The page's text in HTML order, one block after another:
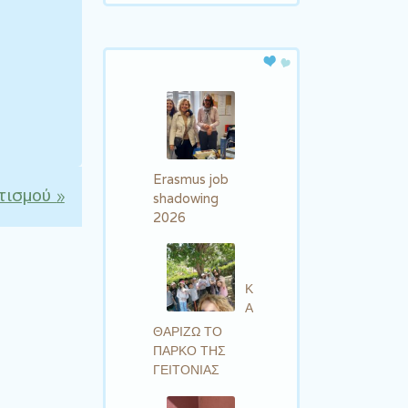
»
Erasmus job
shadowing
2026
Κ
Α
ΘΑΡΙΖΩ ΤΟ
ΠΑΡΚΟ ΤΗΣ
ΓΕΙΤΟΝΙΑΣ